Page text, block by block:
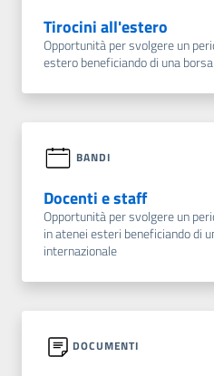
Tirocini all'estero
Opportunità per svolgere un
estero beneficiando di una
BANDI
Docenti e staff
Opportunità per svolgere un
in atenei esteri beneficiando di
internazionale
DOCUMENTI